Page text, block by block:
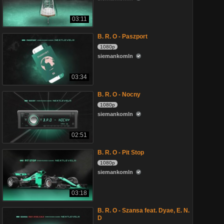
03:11
03:34
B. R. O - Paszport
1080p
siemankomln
02:51
B. R. O - Nocny
1080p
siemankomln
03:18
B. R. O - Pit Stop
1080p
siemankomln
B. R. O - Szansa feat. Dyae, E. N.
D